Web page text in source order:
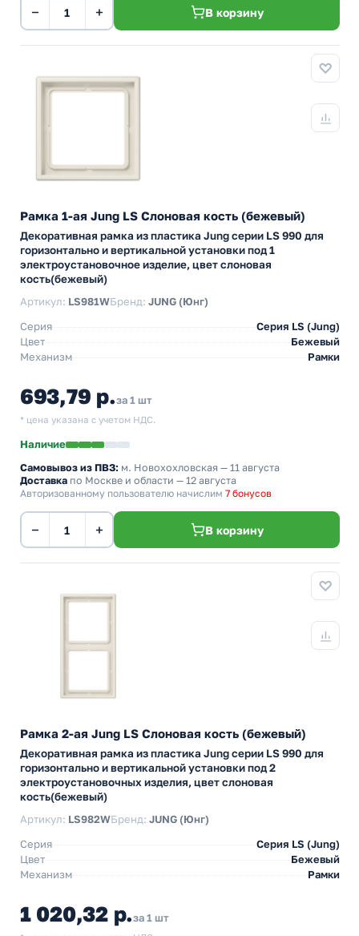
− + В корзину
Рамка 1-ая Jung LS Слоновая кость (бежевый)
Декоративная рамка из пластика Jung серии LS 990 для
горизонтально и вертикальной установки под 1
электроустановочное изделие, цвет слоновая
кость(бежевый)
Артикул: LS981WБренд: JUNG (Юнг)
Серия
Серия LS (Jung)
Цвет
Бежевый
Механизм
Рамки
693,79 р.за 1 шт
* цена указана с учетом НДС.
Наличие
Самовывоз из ПВЗ: м. Новохохловская — 11 августа
Доставка по Москве и области — 12 августа
Авторизованному пользователю начислим 7 бонусов
− + В корзину
Рамка 2-ая Jung LS Слоновая кость (бежевый)
Декоративная рамка из пластика Jung серии LS 990 для
горизонтально и вертикальной установки под 2
электроустановочных изделия, цвет слоновая
кость(бежевый)
Артикул: LS982WБренд: JUNG (Юнг)
Серия
Серия LS (Jung)
Цвет
Бежевый
Механизм
Рамки
1 020,32 р.за 1 шт